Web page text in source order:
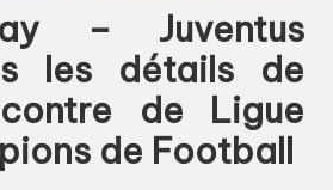
– Juventus
les détails de
de Ligue
de Football